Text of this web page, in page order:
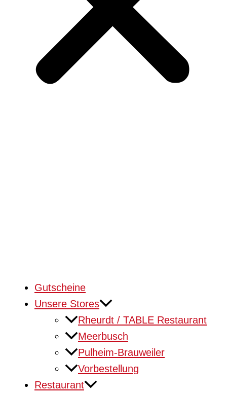
Gutscheine
Unsere Stores
Rheurdt / TABLE Restaurant
Meerbusch
Pulheim-Brauweiler
Vorbestellung
Restaurant